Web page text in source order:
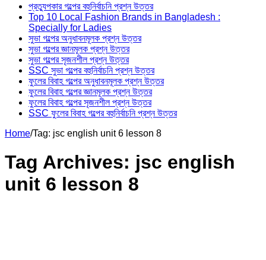
প্রত্যুপকার গল্পের বহুনির্বাচনি প্রশ্ন উত্তর
Top 10 Local Fashion Brands in Bangladesh :
Specially for Ladies
সুভা গল্পের অনুধাবনমূলক প্রশ্ন উত্তর
সুভা গল্পের জ্ঞানমূলক প্রশ্ন উত্তর
সুভা গল্পের সৃজনশীল প্রশ্ন উত্তর
SSC সুভা গল্পের বহুনির্বাচনি প্রশ্ন উত্তর
ফুলের বিবাহ গল্পের অনুধাবনমূলক প্রশ্ন উত্তর
ফুলের বিবাহ গল্পের জ্ঞানমূলক প্রশ্ন উত্তর
ফুলের বিবাহ গল্পের সৃজনশীল প্রশ্ন উত্তর
SSC ফুলের বিবাহ গল্পের বহুনির্বাচনি প্রশ্ন উত্তর
Home/Tag: jsc english unit 6 lesson 8
Tag Archives: jsc english
unit 6 lesson 8